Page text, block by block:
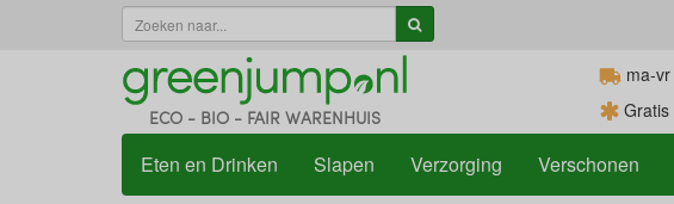
ECO - BIO - FAIR WARENHUIS
ma-
Eten en Drinken Slapen Verzorging Verschonen